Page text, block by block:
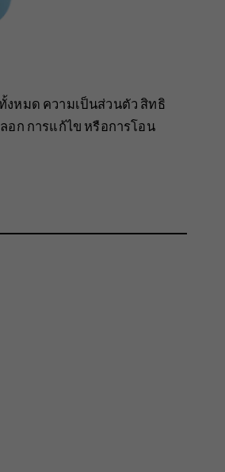
หมด ความเป็นส่วนตัว สิทธิ
ก การแก้ไข หรือการโอน